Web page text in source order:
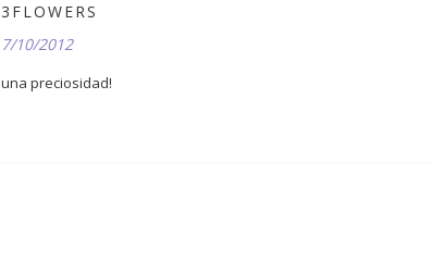
3FLOWERS
7/10/2012
una preciosidad!